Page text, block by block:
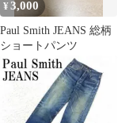
¥3,000
Paul Smith JEANS 総柄
ショートパンツ